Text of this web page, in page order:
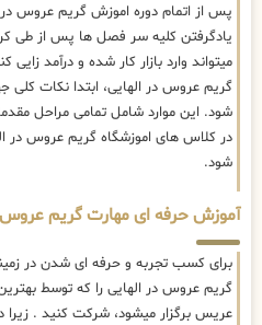
پس از اتمام دوره اموزش گریم عروس
یادگرفتن کلیه سر فصل ها پس از
میتواند وارد بازار کار شده و درآمد
گریم عروس در الهایی، ابتدا نکات
شود. این موارد شامل تمامی مراحل
در کلاس های اموزشگاه گریم عروس در
شود.
آموزش حرفه ای مهارت گریم عروس
برای کسب تجربه و حرفه ای شدن در
گریم عروس در الهایی را که توسط
عریس برگزار میشود، شرکت کنید . زیرا